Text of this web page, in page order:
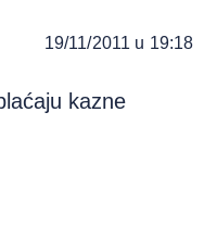
19/11/2011 u 19:18
kazne